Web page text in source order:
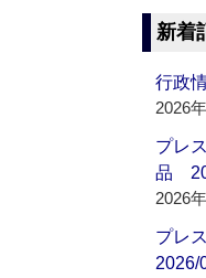
新着
行政
2026
プレ
品
2026
プレ
2026/